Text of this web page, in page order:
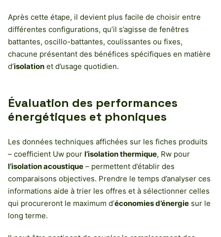
Après cette étape, il devient plus facile de choisir entre
différentes configurations, qu’il s’agisse de fenêtres
battantes, oscillo-battantes, coulissantes ou fixes,
chacune présentant des bénéfices spécifiques en matière
d’isolation et d’usage quotidien.
Évaluation des performances
énergétiques et phoniques
Les données techniques affichées sur les fiches produits
– coefficient Uw pour l’isolation thermique, Rw pour
l’isolation acoustique – permettent d’établir des
comparaisons objectives. Prendre le temps d’analyser ces
informations aide à trier les offres et à sélectionner celles
qui procureront le maximum d’économies d’énergie sur le
long terme.